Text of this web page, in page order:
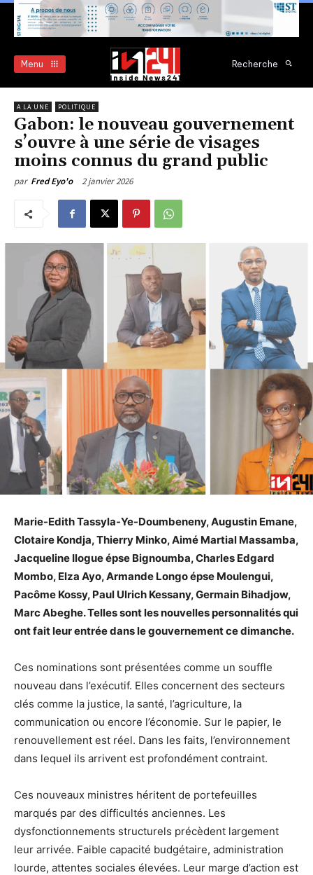
Menu Recherche
A LA UNE POLITIQUE
Gabon: le nouveau gouvernement
s’ouvre à une série de visages
moins connus du grand public
par Fred Eyo'o 2 janvier 2026
Marie-Edith Tassyla-Ye-Doumbeneny, Augustin Emane,
Clotaire Kondja, Thierry Minko, Aimé Martial Massamba,
Jacqueline Ilogue épse Bignoumba, Charles Edgard
Mombo, Elza Ayo, Armande Longo épse Moulengui,
Pacôme Kossy, Paul Ulrich Kessany, Germain Bihadjow,
Marc Abeghe. Telles sont les nouvelles personnalités qui
ont fait leur entrée dans le gouvernement ce dimanche.
Ces nominations sont présentées comme un souffle
nouveau dans l’exécutif. Elles concernent des secteurs
clés comme la justice, la santé, l’agriculture, la
communication ou encore l’économie. Sur le papier, le
renouvellement est réel. Dans les faits, l’environnement
dans lequel ils arrivent est profondément contraint.
Ces nouveaux ministres héritent de portefeuilles
marqués par des difficultés anciennes. Les
dysfonctionnements structurels précèdent largement
leur arrivée. Faible capacité budgétaire, administration
lourde, attentes sociales élevées. Leur marge d’action est